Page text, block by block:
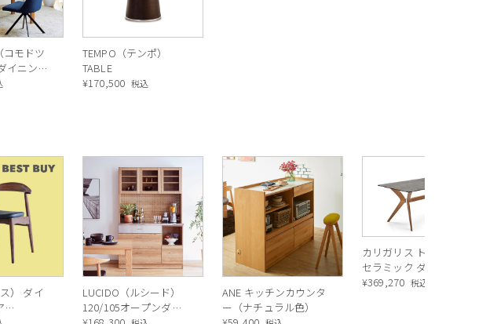
コモドツ
イニング
ク
TEMPO（テンポ）
TABLE
¥170,500 税込
） ダイ
LUCIDO（ルシード）
120/105オープンダイ
ANE キッチンカウンタ
ー（ナチュラル色）
カリガリス トウキョウ
セラミック ダイニング
テーブル ／ Calligaris
¥369,270 税込